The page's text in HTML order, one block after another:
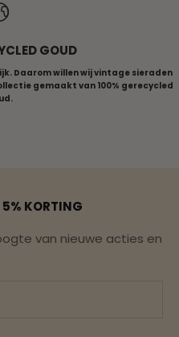
GOUD
Daarom willen wij vintage sieraden
gemaakt van 100% gerecycled
5% KORTING
van nieuwe acties en